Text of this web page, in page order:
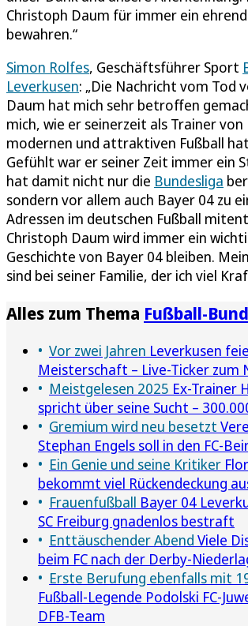
Christoph Daum für immer ein
bewahren.“
Simon Rolfes, Geschäftsführer Sport
Leverkusen: „Die Nachricht vom Tod
Daum hat mich sehr betroffen
mich, wie er seinerzeit als Trainer
modernen und attraktiven Fußball
Gefühlt war er seiner Zeit immer ein
hat damit nicht nur die Bundesliga
sondern vor allem auch Bayer 04 zu
Adressen im deutschen Fußball
Christoph Daum wird immer ein
Geschichte von Bayer 04 bleiben.
sind bei seiner Familie, der ich viel
Alles zum Thema Fußball-
Vor zwei Jahren Leverkusen
Meisterschaft – Live-Ticker zum
Meistgelesen 2025 Ex-Trainer
spricht über seine Sucht –
Gremium wird neu besetzt
Stephan Engels soll in den FC-
Ein Genie und seine Kritiker
bekommt viel Rückendeckung
Frauenfußball Bayer 04
SC Freiburg gnadenlos bestraft
Enttäuschender Abend Viele
beim FC nach der Derby-
Erste Berufung ebenfalls mit
Fußball-Legende Podolski FC-
DFB-Team